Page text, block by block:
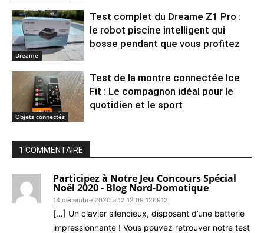
Dreame
Test complet du Dreame Z1 Pro :
le robot piscine intelligent qui
bosse pendant que vous profitez
Objets connectés
Test de la montre connectée Ice
Fit : Le compagnon idéal pour le
quotidien et le sport
1 COMMENTAIRE
Participez à Notre Jeu Concours Spécial
Noël 2020 - Blog Nord-Domotique
14 décembre 2020 à 12 12 09 120912
[…] Un clavier silencieux, disposant d’une batterie
impressionnante ! Vous pouvez retrouver notre test